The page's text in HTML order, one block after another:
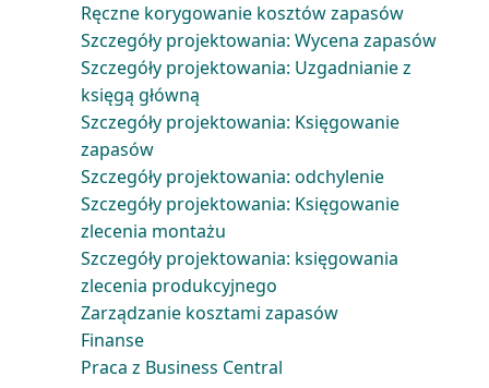
Umowa serwisowa (raport)
Umowa serwisowa: Sprzedawca
(raport)
Umowa serwisowa: nabywca
(raport)
Umowa serwisowa: szczegóły
(raport)
Uzgodnij konta nabywców i
dostawców (raport)
Ręczne korygowanie kosztów zapasów
Szczegóły projektowania: Wycena zapasów
Szczegóły projektowania: Uzgadnianie z
księgą główną
Szczegóły projektowania: Księgowanie
zapasów
Szczegóły projektowania: odchylenie
Szczegóły projektowania: Księgowanie
zlecenia montażu
Szczegóły projektowania: księgowania
zlecenia produkcyjnego
Zarządzanie kosztami zapasów
Finanse
Praca z Business Central